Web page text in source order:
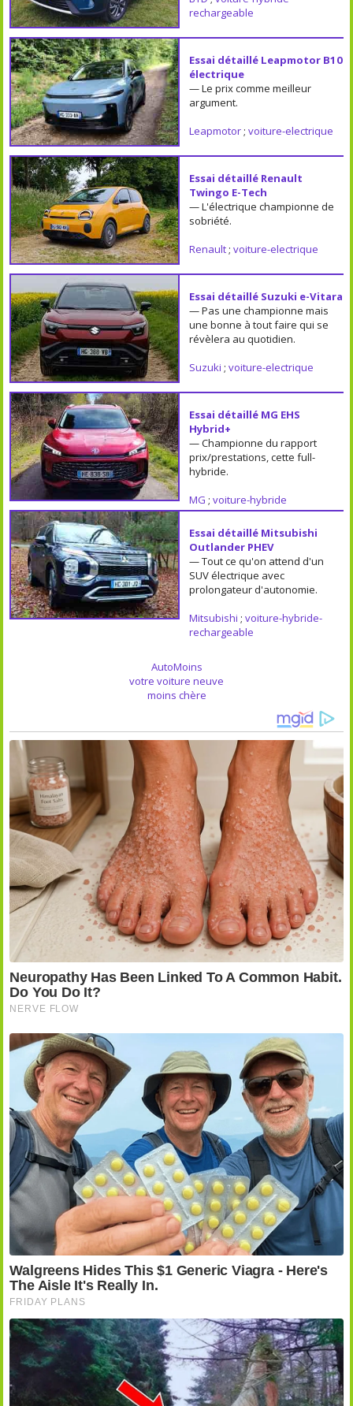
rechargeable
Essai détaillé Leapmotor B10
électrique
— Le prix comme meilleur
argument.
Leapmotor; voiture-electrique
Essai détaillé Renault
Twingo E-Tech
— L'électrique championne de
sobriété.
Renault; voiture-electrique
Essai détaillé Suzuki e-Vitara
— Pas une championne mais
une bonne à tout faire qui se
révèlera au quotidien.
Suzuki ; voiture-electrique
Essai détaillé MG EHS
Hybrid+
— Championne du rapport
prix/prestations, cette full-
hybride.
MG ; voiture-hybride
Essai détaillé Mitsubishi
Outlander PHEV
— Tout ce qu'on attend d'un
SUV électrique avec
prolongateur d'autonomie.
Mitsubishi ; voiture-hybride-
rechargeable
AutoMoins
votre voiture neuve
moins chère